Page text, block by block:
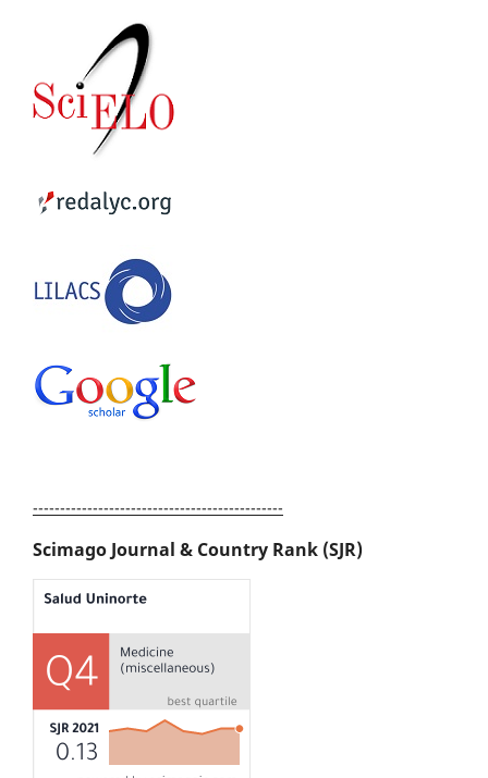
----------------------------------------------
Scimago Journal & Country Rank (SJR)